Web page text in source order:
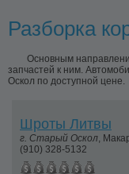
Разборка
Основным
запчастей к ним.
Оскол по доступной цене.
Шроты Литвы
г. Старый Оскол,
(910) 328-5132